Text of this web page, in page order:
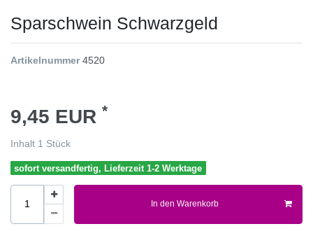
Sparschwein Schwarzgeld
Artikelnummer4520
9,45 EUR *
Inhalt 1 Stück
sofort versandfertig, Lieferzeit 1-2 Werktage
In den Warenkorb